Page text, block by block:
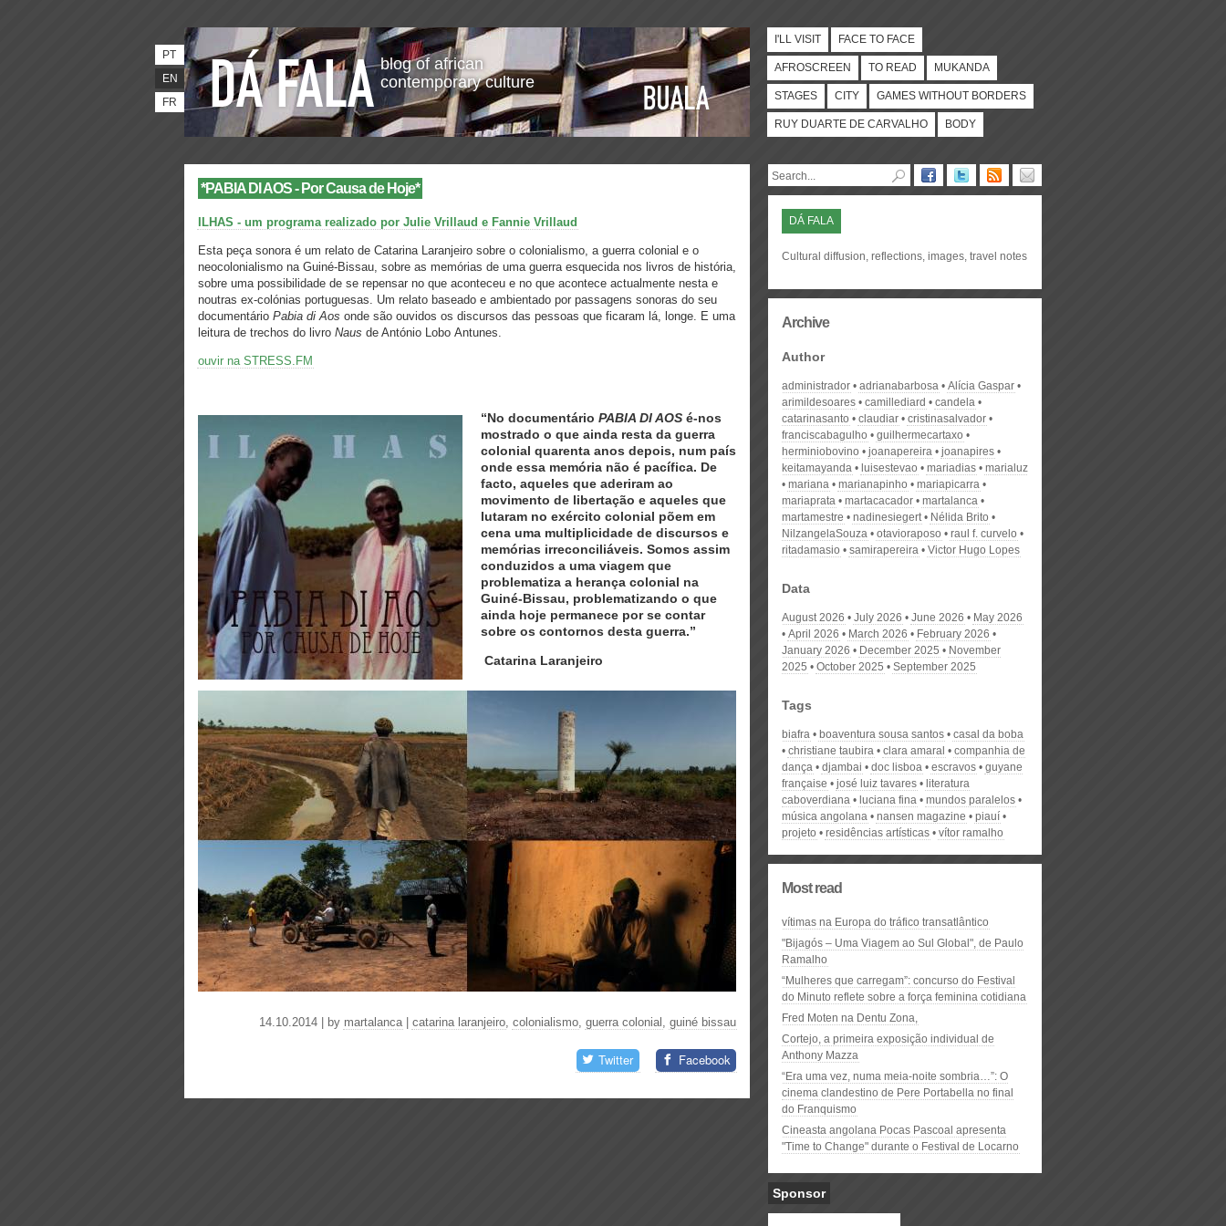
blog of african
contemporary culture
PT
EN
FR
I'LL VISIT FACE TO FACE
AFROSCREEN TO READ MUKANDA
STAGES CITY GAMES WITHOUT BORDERS
RUY DUARTE DE CARVALHO BODY
*PABIA DI AOS - Por Causa de Hoje*
ILHAS - um programa realizado por Julie Vrillaud e Fannie Vrillaud
Esta peça sonora é um relato de Catarina Laranjeiro sobre o colonialismo, a guerra colonial e o
neocolonialismo na Guiné-Bissau, sobre as memórias de uma guerra esquecida nos livros de história,
sobre uma possibilidade de se repensar no que aconteceu e no que acontece actualmente nesta e
noutras ex-colónias portuguesas. Um relato baseado e ambientado por passagens sonoras do seu
documentário Pabia di Aos onde são ouvidos os discursos das pessoas que ficaram lá, longe. E uma
leitura de trechos do livro Naus de António Lobo Antunes.
ouvir na STRESS.FM
“No documentário PABIA DI AOS é-nos
mostrado o que ainda resta da guerra
colonial quarenta anos depois, num país
onde essa memória não é pacífica. De
facto, aqueles que aderiram ao
movimento de libertação e aqueles que
lutaram no exército colonial põem em
cena uma multiplicidade de discursos e
memórias irreconciliáveis. Somos assim
conduzidos a uma viagem que
problematiza a herança colonial na
Guiné-Bissau, problematizando o que
ainda hoje permanece por se contar
sobre os contornos desta guerra.”
Catarina Laranjeiro
14.10.2014 | by martalanca| catarina laranjeiro, colonialismo, guerra colonial , guiné bissau
Twitter Facebook
DÁ FALA
Cultural diffusion, reflections, images, travel notes
Archive
Author
administrador adrianabarbosa
Alícia Gaspar
arimildesoares
camillediard
candela
catarinasanto
claudiar
cristinasalvador
franciscabagulho
guilhermecartaxo
herminiobovino
joanapereira
joanapires
keitamayanda
luisestevao mariadias
marialuz
mariana
marianapinho
mariapicarra
mariaprata
martacacador
martalanca
martamestre
nadinesiegert
Nélida Brito
NilzangelaSouza
otavioraposo
raul f. curvelo
ritadamasio
samirapereira Victor Hugo Lopes
Data
August 2026 July 2026 June 2026
May 2026
April 2026
March 2026
February 2026
January 2026
December 2025
November
2025
October 2025 September 2025
Tags
biafra boaventura sousa santos
casal da boba
christiane taubira
clara amaral
companhia de
dança
djambai doc lisboa escravos
guyane
française
josé luiz tavares
literatura
caboverdiana
luciana fina
mundos paralelos
música angolana
nansen magazine
piauí
projeto
residências artísticas vítor ramalho
Most read
vítimas na Europa do tráfico transatlântico
"Bijagós – Uma Viagem ao Sul Global", de Paulo
Ramalho
“Mulheres que carregam”: concurso do Festival
do Minuto reflete sobre a força feminina cotidiana
Fred Moten na Dentu Zona,
Cortejo, a primeira exposição individual de
Anthony Mazza
“Era uma vez, numa meia-noite sombria…”: O
cinema clandestino de Pere Portabella no final
do Franquismo
Cineasta angolana Pocas Pascoal apresenta
"Time to Change" durante o Festival de Locarno
Sponsor